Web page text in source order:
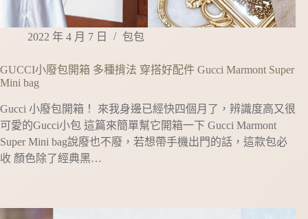
2022 年 4 月 7 日 包包
GUCCI小廢包開箱 多種揹法 穿搭好配件 Gucci Marmont Super
Mini bag
Gucci 小廢包開箱！ 來我身邊已經快四個月了，辨識度高又很
可愛的Gucci小包 這篇來簡單幫它開箱一下 Gucci Marmont
Super Mini bag說廢也不廢，若想帶手機出門的話，這款包必
收 顏色除了經典黑…